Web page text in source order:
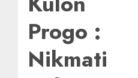
Progo :
Nikmati